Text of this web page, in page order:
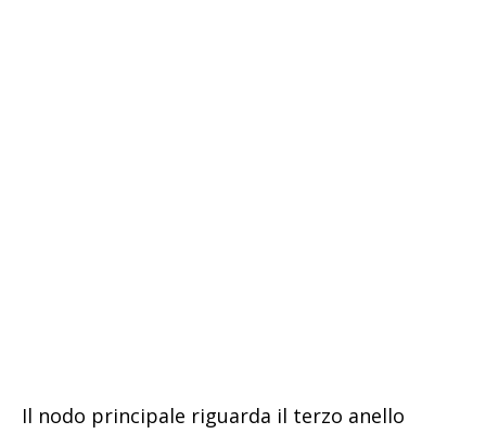
Il nodo principale riguarda il terzo anello